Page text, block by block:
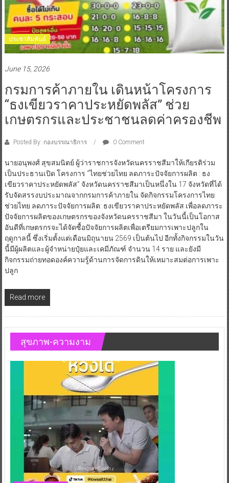
ประชาสัมพันธ์
June 15, 2026
กรมการค้าภายใน เดินหน้าโครงการ
“ธงเขียวราคาประหยัดพลัส” ช่วย
เกษตรกรและประชาชนลดค่าครองชีพ
Posted By: กองบรรณาธิการ 0 Comment
นายอนุพงศ์ สุขสมนิตย์ ผู้ว่าราชการจังหวัดนครราชสีมาให้เกียรติร่วม
เป็นประธานเปิด โครงการ “ไทยช่วยไทย ลดภาระปัจจัยการผลิต : ธง
เขียวราคาประหยัดพลัส” จังหวัดนครราชสีมาเป็นหนึ่งใน 17 จังหวัดที่ได้
รับจัดสรรงบประมาณจากกรมการค้าภายใน จัดกิจกรรมโครงการไทย
ช่วยไทย ลดภาระปัจจัยการผลิต: ธงเขียวราคาประหยัดพลัส เพื่อลดภาระ
ปัจจัยการผลิตของเกษตรกรของจังหวัดนครราชสีมา ในวันนี้เป็นโอกาส
อันดีที่เกษตรกรจะได้จัดซื้อปัจจัยการผลิตเพื่อเตรียมการเพาะปลูกใน
ฤดูกาลนี้ ซึ่งเริ่มตั้งแต่เดือนมิถุนายน 2569 เป็นต้นไป อีกทั้งกิจกรรมในวัน
นี้มีผู้ผลิตและผู้จำหน่ายปุ๋ยและเคมีภัณฑ์ จำนวน 14 ราย และยังมี
กิจกรรมถ่ายทอดองค์ความรู้ด้านการจัดการดินให้เหมาะสมต่อการเพาะ
ปลูก
Read more
สุขภาพ-ความงาม